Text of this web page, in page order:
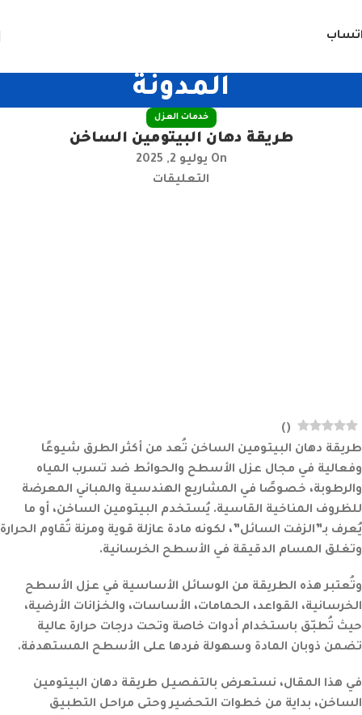
المدونة
خدمات العزل
طريقة دهان البيتومين الساخن
On يوليو 2, 2025
التعليقات
(
)
طريقة دهان البيتومين الساخن تُعد من أكثر الطرق شيوعًا
وفعالية في مجال عزل الأسطح والحوائط ضد تسرب المياه
والرطوبة، خصوصًا في المشاريع الهندسية والمباني المعرضة
للظروف المناخية القاسية. يُستخدم البيتومين الساخن، أو ما
يُعرف بـ”الزفت السائل”، لكونه مادة عازلة قوية ومرنة تُقاوم الحرارة
وتغلق المسام الدقيقة في الأسطح الخرسانية.
وتُعتبر هذه الطريقة من الوسائل الأساسية في عزل الأسطح
الخرسانية، القواعد، الحمامات، الأساسات، والخزانات الأرضية،
حيث تُطبّق باستخدام أدوات خاصة وتحت درجات حرارة عالية
تضمن ذوبان المادة وسهولة فردها على الأسطح المستهدفة.
في هذا المقال، نستعرض بالتفصيل طريقة دهان البيتومين
الساخن، بداية من خطوات التحضير وحتى مراحل التطبيق